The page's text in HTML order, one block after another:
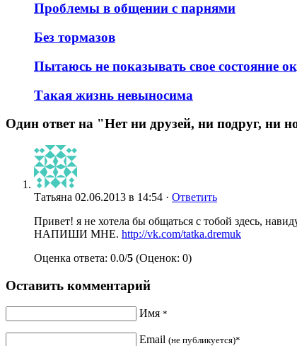
Проблемы в общении с парнями
Без тормазов
Пытаюсь не показывать свое состояние
Такая жизнь невыносима
Один ответ на "Нет ни друзей, ни подруг,
Татьяна 02.06.2013 в 14:54 · Ответить
Привет! я не хотела бы общаться с тобой здесь,
НАПИШИ МНЕ. http://vk.com/tatka.dremuk
Оценка ответа: 0.0/5 (Оценок: 0)
Оставить комментарий
Имя *
Email (не публикуется)*